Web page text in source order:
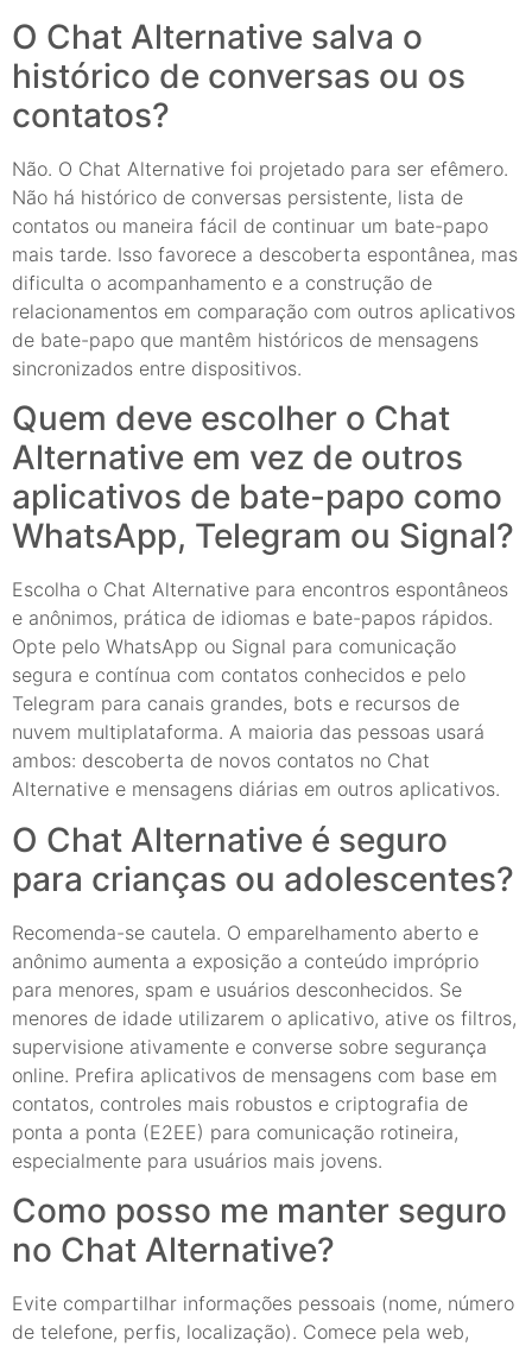
O Chat Alternative salva o
histórico de conversas ou os
contatos?
Não. O Chat Alternative foi projetado para ser efêmero.
Não há histórico de conversas persistente, lista de
contatos ou maneira fácil de continuar um bate-papo
mais tarde. Isso favorece a descoberta espontânea, mas
dificulta o acompanhamento e a construção de
relacionamentos em comparação com outros aplicativos
de bate-papo que mantêm históricos de mensagens
sincronizados entre dispositivos.
Quem deve escolher o Chat
Alternative em vez de outros
aplicativos de bate-papo como
WhatsApp, Telegram ou Signal?
Escolha o Chat Alternative para encontros espontâneos
e anônimos, prática de idiomas e bate-papos rápidos.
Opte pelo WhatsApp ou Signal para comunicação
segura e contínua com contatos conhecidos e pelo
Telegram para canais grandes, bots e recursos de
nuvem multiplataforma. A maioria das pessoas usará
ambos: descoberta de novos contatos no Chat
Alternative e mensagens diárias em outros aplicativos.
O Chat Alternative é seguro
para crianças ou adolescentes?
Recomenda-se cautela. O emparelhamento aberto e
anônimo aumenta a exposição a conteúdo impróprio
para menores, spam e usuários desconhecidos. Se
menores de idade utilizarem o aplicativo, ative os filtros,
supervisione ativamente e converse sobre segurança
online. Prefira aplicativos de mensagens com base em
contatos, controles mais robustos e criptografia de
ponta a ponta (E2EE) para comunicação rotineira,
especialmente para usuários mais jovens.
Como posso me manter seguro
no Chat Alternative?
Evite compartilhar informações pessoais (nome, número
de telefone, perfis, localização). Comece pela web,